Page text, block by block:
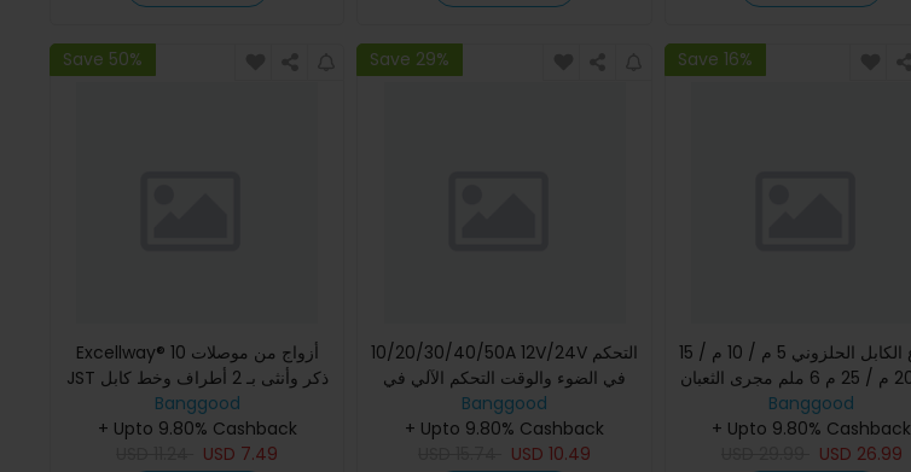
Save 50%
Excellway® 10 أزواج من موصلات
JST ذكر وأنثى بـ 2 أطراف وخط كابل
أحمر بطول 110 مم
Banggood
+ Upto 9.80% Cashback
USD 7.49
Save 29%
10/20/30/40/50A 12V/24V التحكم
في الضوء والوقت التحكم الآلي في
شاحن الطاقة الشمسية محول تيار
مستمر مزدوج USB مؤشر LED PW
Banggood
+ Upto 9.80% Cashback
USD10.49
Save 16%
قطاع الكابل الحلزوني 5 م / 10 م / 15
م / 20 م / 25 م 6 ملم مجرى الثعبان
كبل رودر فيش تيب واير غايد
Banggood
+ Upto 9.80% Cashback
USD 26.99